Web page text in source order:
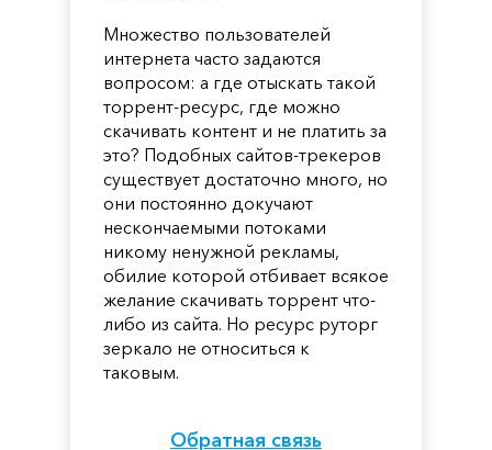
Множество пользователей
интернета часто задаются
вопросом: а где отыскать такой
торрент-ресурс, где можно
скачивать контент и не платить за
это? Подобных сайтов-трекеров
существует достаточно много, но
они постоянно докучают
нескончаемыми потоками
никому ненужной рекламы,
обилие которой отбивает всякое
желание скачивать торрент что-
либо из сайта. Но ресурс руторг
зеркало не относиться к
таковым.
Обратная связь